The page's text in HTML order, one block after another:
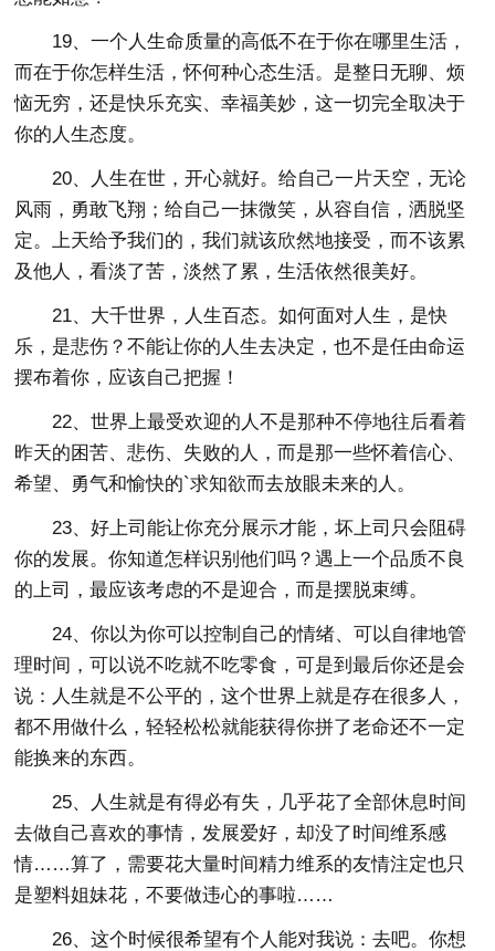
19、一个人生命质量的高低不在于你在哪里生活，
而在于你怎样生活，怀何种心态生活。是整日无聊、烦
恼无穷，还是快乐充实、幸福美妙，这一切完全取决于
你的人生态度。
20、人生在世，开心就好。给自己一片天空，无论
风雨，勇敢飞翔；给自己一抹微笑，从容自信，洒脱坚
定。上天给予我们的，我们就该欣然地接受，而不该累
及他人，看淡了苦，淡然了累，生活依然很美好。
21、大千世界，人生百态。如何面对人生，是快
乐，是悲伤？不能让你的人生去决定，也不是任由命运
摆布着你，应该自己把握！
22、世界上最受欢迎的人不是那种不停地往后看着
昨天的困苦、悲伤、失败的人，而是那一些怀着信心、
希望、勇气和愉快的`求知欲而去放眼未来的人。
23、好上司能让你充分展示才能，坏上司只会阻碍
你的发展。你知道怎样识别他们吗？遇上一个品质不良
的上司，最应该考虑的不是迎合，而是摆脱束缚。
24、你以为你可以控制自己的情绪、可以自律地管
理时间，可以说不吃就不吃零食，可是到最后你还是会
说：人生就是不公平的，这个世界上就是存在很多人，
都不用做什么，轻轻松松就能获得你拼了老命还不一定
能换来的东西。
25、人生就是有得必有失，几乎花了全部休息时间
去做自己喜欢的事情，发展爱好，却没了时间维系感
情……算了，需要花大量时间精力维系的友情注定也只
是塑料姐妹花，不要做违心的事啦……
26、这个时候很希望有个人能对我说：去吧。你想